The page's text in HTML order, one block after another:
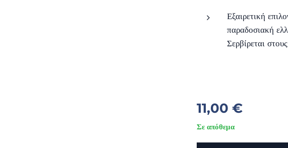
Εξαιρετική
παραδοσιακή
Σερβίρεται
11,00 €
Σε απόθεμα